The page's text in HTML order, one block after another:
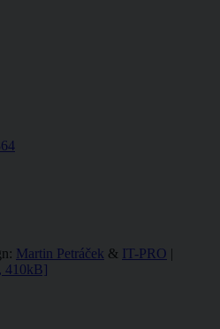
Martin Petráček & IT-PRO |
410kB]